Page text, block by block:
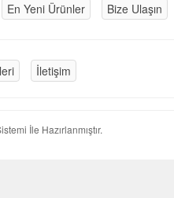
En Yeni Ürünler Bize Ulaşın
İletişim
İle Hazırlanmıştır.